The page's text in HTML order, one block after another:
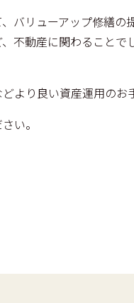
バリューアップ修繕の
不動産に関わることで
より良い資産運用のお
い。